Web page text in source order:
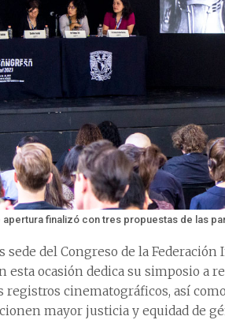
finalizó con tres propuestas de las
sede del Congreso de la
esta ocasión dedica su simposio a
registros cinematográficos, así
mayor justicia y equidad de